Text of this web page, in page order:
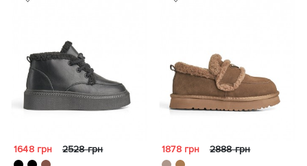
1648 грн 2528 грн 1878 грн 2888 грн